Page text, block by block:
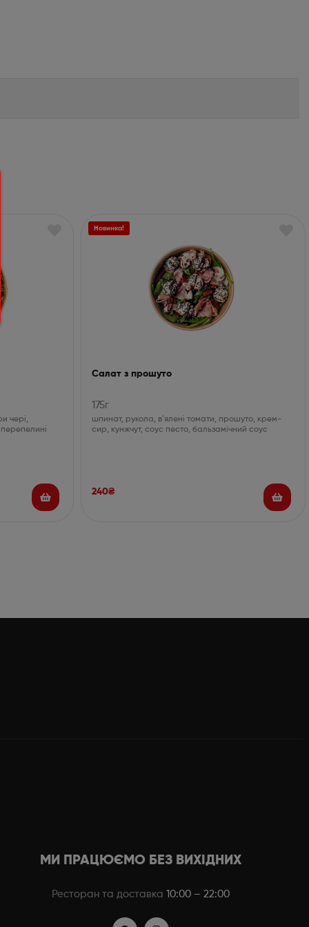
чері,
Новинка!
Салат з прошуто
175г
шпинат, рукола, в’ялені томати, прошуто, крем-
сир, кунжчут, соус песто, бальзамічний соус
240₴
МИ ПРАЦЮЄМО БЕЗ ВИХІДНИХ
Ресторан та доставка 10:00 – 22:00